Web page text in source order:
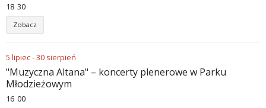
18 30
Zobacz
5 lipiec-30 sierpień
"Muzyczna Altana" – koncerty plenerowe w Parku
Młodzieżowym
16 00